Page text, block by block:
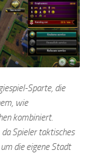
Sparte, die
wie
kombiniert.
Spieler taktisches
die eigene Stadt